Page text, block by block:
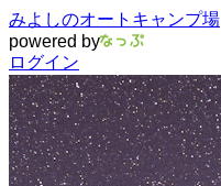
みよしのオートキャンプ場
powered by
ログイン